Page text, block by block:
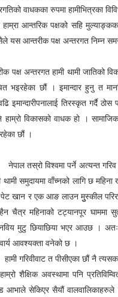
वाधकका रुपमा हामीभित्रका
हाम्रा आन्तरिक पक्षको सहि
आन्तरीक पक्ष अन्तरगत निम्न
विकासको वाधक
भइरहेका छौं । इमान्दार हुनु त
तिरस्कृत गर्दै ठोस
हाम्रो विकासको वाधक हो ।
छौं ।
गरिव मुलुक हो ।
समुदायमा वाँच्नको लागि छ
पेट खान र एक आङ लाउन मुुस्कील
चैत्र महिनाको टट्यानपूर घाममा
मुटु छियाछिया भएर आउछ । अतः
आवश्यक्ता वनेको छ ।
त्यसकासाथै अशिक्षा र
शैक्षिक अवस्थामा पनि
आभाले सेकिएर सैयौं